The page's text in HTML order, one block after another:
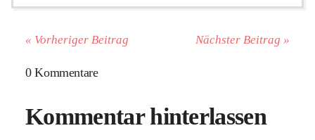
« Vorheriger Beitrag Nächster Beitrag »
0 Kommentare
Kommentar hinterlassen